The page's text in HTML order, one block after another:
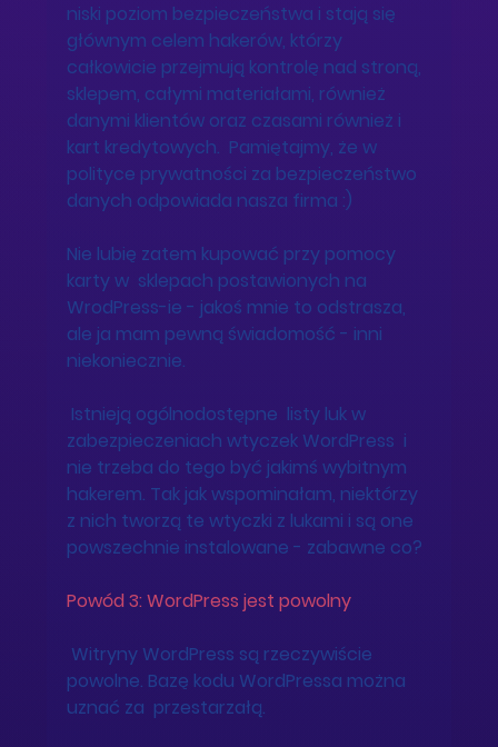
niski poziom bezpieczeństwa i stają się
głównym celem hakerów, którzy
całkowicie przejmują kontrolę nad stroną,
sklepem, całymi materiałami, również
danymi klientów oraz czasami również i
kart kredytowych.  Pamiętajmy, że w
polityce prywatności za bezpieczeństwo
danych odpowiada nasza firma :)
Nie lubię zatem kupować przy pomocy
karty w  sklepach postawionych na
WrodPress-ie - jakoś mnie to odstrasza,
ale ja mam pewną świadomość - inni
niekoniecznie.
zabezpieczeniach wtyczek WordPress  i
nie trzeba do tego być jakimś wybitnym
hakerem. Tak jak wspominałam, niektórzy
z nich tworzą te wtyczki z lukami i są one
powszechnie instalowane - zabawne co?
Powód 3: WordPress jest powolny
powolne. Bazę kodu WordPressa można
uznać za  przestarzałą.